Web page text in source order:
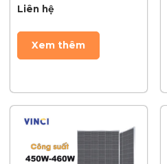
Liên hệ
Xem thêm